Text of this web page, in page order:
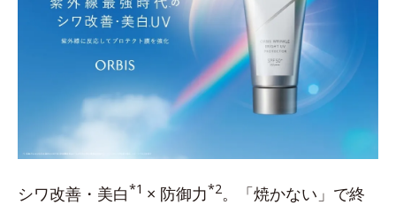
シワ改善・美白*1 × 防御力*2。「焼かない」で終